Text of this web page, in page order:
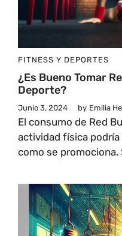
FITNESS Y DEPORTES
¿Es Bueno Tomar
Deporte?
Junio 3, 2024 by Emilia
El consumo de Red
actividad física
como se promociona.